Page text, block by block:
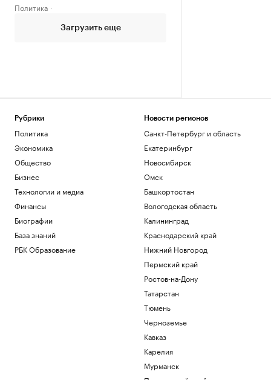
Политика
Загрузить еще
Рубрики
Политика
Экономика
Общество
Бизнес
Технологии и медиа
Финансы
Биографии
База знаний
РБК Образование
Новости регионов
Санкт-Петербург и область
Екатеринбург
Новосибирск
Омск
Башкортостан
Вологодская область
Калининград
Краснодарский край
Нижний Новгород
Пермский край
Ростов-на-Дону
Татарстан
Тюмень
Черноземье
Кавказ
Карелия
Мурманск